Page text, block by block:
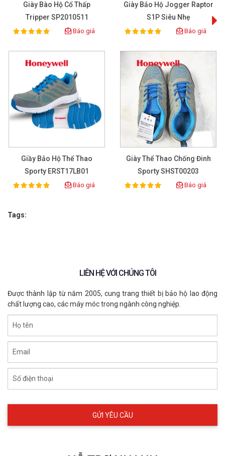
Giày Bào Hộ Cổ Thấp
Tripper SP2010511
Rating:
100% Báo giá
Giày Bảo Hộ Jogger Raptor
S1P Siêu Nhẹ
Rating:
100% Báo giá
Giầy Bảo Hộ Thể Thao
Sporty ERST17LB01
Rating:
100% Báo giá
Giày Thể Thao Chống Đinh
Sporty SHST00203
Rating:
100% Báo giá
Tags:
LIÊN HỆ VỚI CHÚNG TÔI
Được thành lập từ năm 2005, cung trang thiết bị bảo hộ lao động
chất lượng cao, các máy móc trong ngành công nghiệp.
Họ tên
Email
Số điện thoại